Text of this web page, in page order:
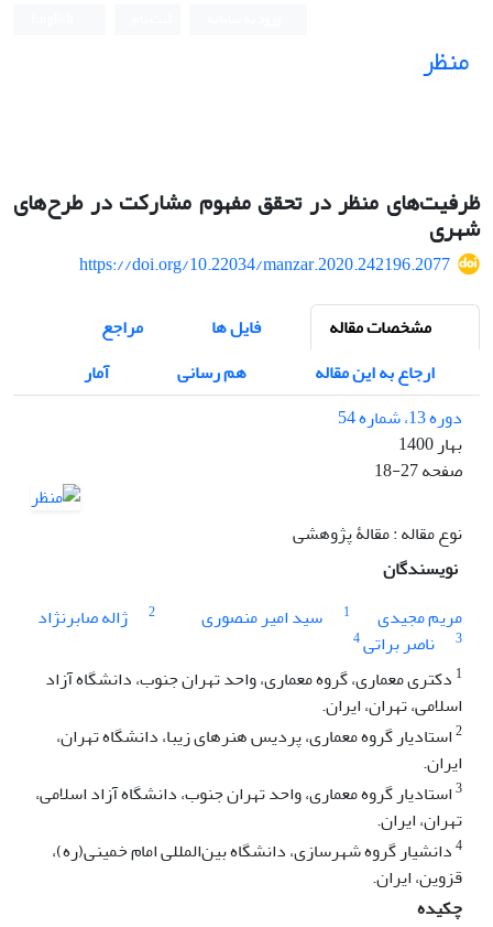
منظر
ظرفیت‌های منظر در تحقق مفهوم مشارکت در طرح‌های
شهری
https://doi.org/10.22034/manzar.2020.242196.2077
مشخصات مقاله
فایل ها
مراجع
ارجاع به این مقاله
هم رسانی
آمار
دوره 13، شماره 54
بهار 1400
صفحه18-27
نوع مقاله : مقالۀ پژوهشی
نویسندگان
مریم مجیدی
1 سید امیر منصوری 2 ژاله صابرنژاد
3 ناصر براتی4
1 دکتری معماری، گروه معماری، واحد تهران جنوب، دانشگاه آزاد
اسلامی، تهران، ایران.
2استادیار گروه معماری، پردیس هنرهای زیبا، دانشگاه تهران،
ایران.
3استادیار گروه معماری، واحد تهران جنوب، دانشگاه آزاد اسلامی،
تهران، ایران.
4دانشیار گروه شهرسازی، دانشگاه بین‌المللی امام خمینی(ره)،
قزوین، ایران.
چکیده